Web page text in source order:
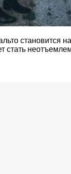
стать